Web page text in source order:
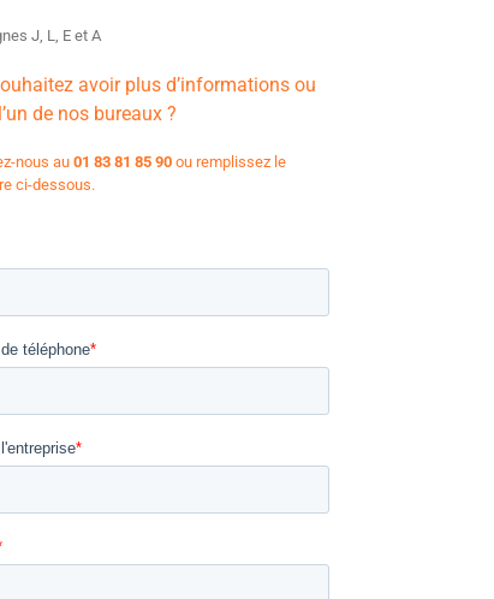
J, L, E et A
avoir plus d’informations ou
de nos bureaux ?
nous au01 83 81 85 90 ou remplissez le
ci-dessous.